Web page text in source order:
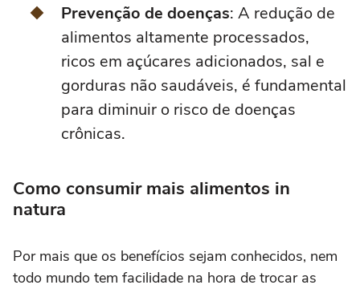
Prevenção de doenças: A redução de
alimentos altamente processados,
ricos em açúcares adicionados, sal e
gorduras não saudáveis, é fundamental
para diminuir o risco de doenças
crônicas.
Como consumir mais alimentos in
natura
Por mais que os benefícios sejam conhecidos, nem
todo mundo tem facilidade na hora de trocar as